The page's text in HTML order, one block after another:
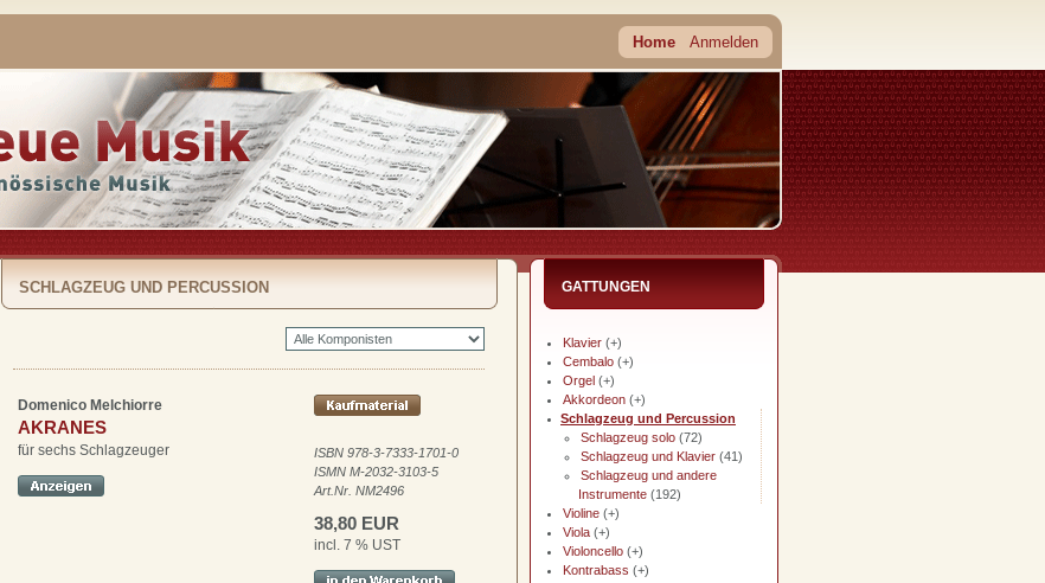
Home Anmelden
GATTUNGEN
Klavier (+)
Cembalo (+)
Orgel (+)
Akkordeon (+)
Schlagzeug und Percussion
Schlagzeug solo (72)
Schlagzeug und Klavier (41)
Schlagzeug und andere
Instrumente (192)
Violine (+)
Viola (+)
Violoncello (+)
Kontrabass (+)
SCHLAGZEUG UND PERCUSSION
Domenico Melchiorre
AKRANES
für sechs Schlagzeuger
ISBN 978-3-7333-1701-0
ISMN M-2032-3103-5
Art.Nr. NM2496
38,80 EUR
incl. 7 % UST